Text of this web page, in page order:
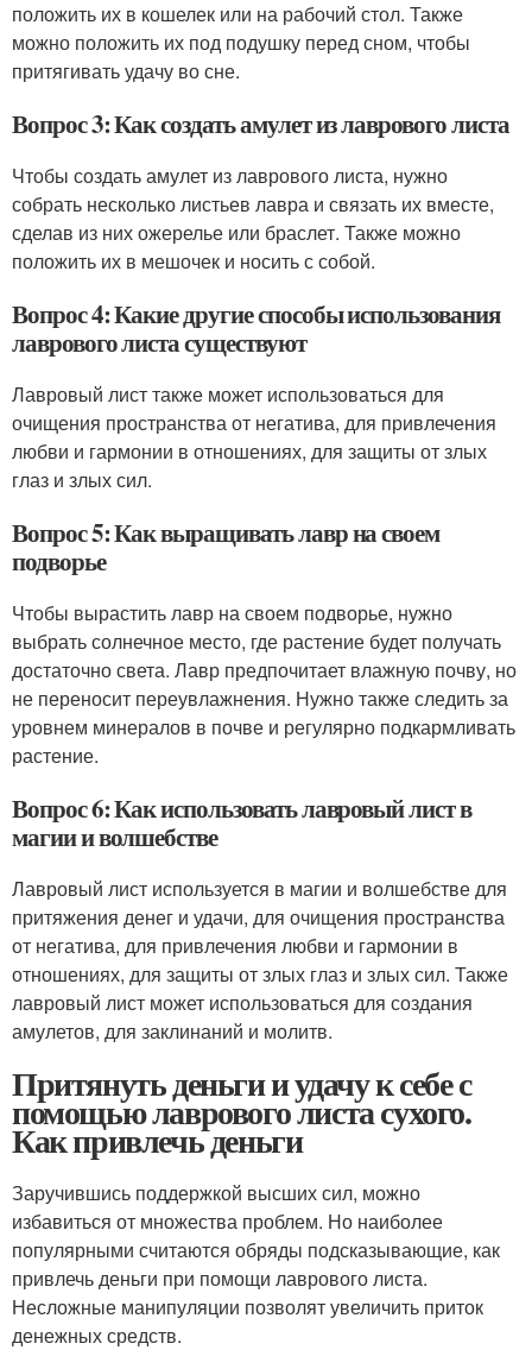
положить их в кошелек или на рабочий стол. Также
можно положить их под подушку перед сном, чтобы
притягивать удачу во сне.
Вопрос 3: Как создать амулет из лаврового листа
Чтобы создать амулет из лаврового листа, нужно
собрать несколько листьев лавра и связать их вместе,
сделав из них ожерелье или браслет. Также можно
положить их в мешочек и носить с собой.
Вопрос 4: Какие другие способы использования
лаврового листа существуют
Лавровый лист также может использоваться для
очищения пространства от негатива, для привлечения
любви и гармонии в отношениях, для защиты от злых
глаз и злых сил.
Вопрос 5: Как выращивать лавр на своем
подворье
Чтобы вырастить лавр на своем подворье, нужно
выбрать солнечное место, где растение будет получать
достаточно света. Лавр предпочитает влажную почву, но
не переносит переувлажнения. Нужно также следить за
уровнем минералов в почве и регулярно подкармливать
растение.
Вопрос 6: Как использовать лавровый лист в
магии и волшебстве
Лавровый лист используется в магии и волшебстве для
притяжения денег и удачи, для очищения пространства
от негатива, для привлечения любви и гармонии в
отношениях, для защиты от злых глаз и злых сил. Также
лавровый лист может использоваться для создания
амулетов, для заклинаний и молитв.
Притянуть деньги и удачу к себе с
помощью лаврового листа сухого.
Как привлечь деньги
Заручившись поддержкой высших сил, можно
избавиться от множества проблем. Но наиболее
популярными считаются обряды подсказывающие, как
привлечь деньги при помощи лаврового листа.
Несложные манипуляции позволят увеличить приток
денежных средств.